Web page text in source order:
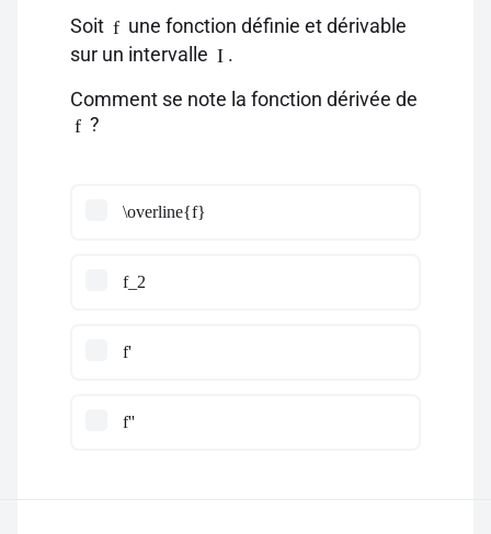
Soit f une fonction définie et dérivable
sur un intervalle I .
Comment se note la fonction dérivée de
f ?
\overline{f}
f_2
f'
f''